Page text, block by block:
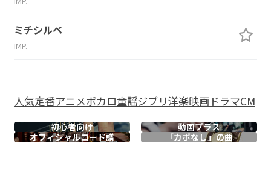
ミチシルベ
IMP.
人気定番アニメボカロ童謡ジブリ洋楽映画ドラマCM
初心者向け
動画プラス
オフィシャルコード譜 「カポなし」の曲